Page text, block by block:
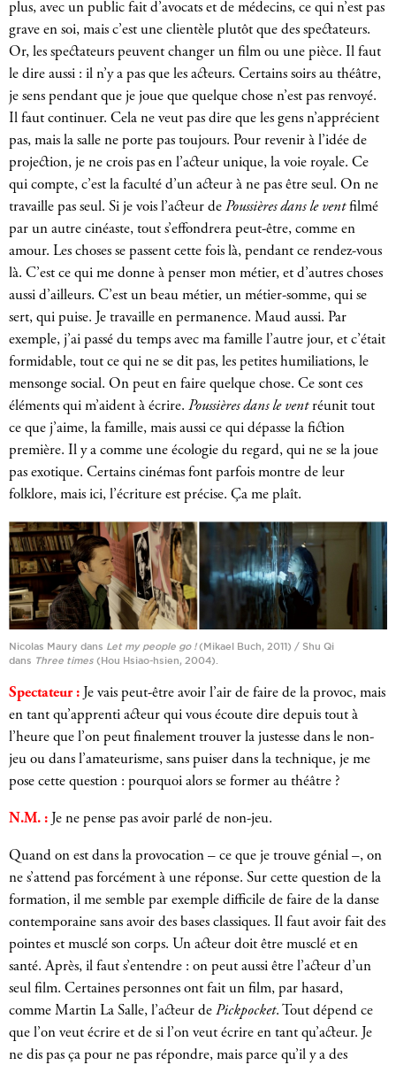
plus, avec un public fait d’avocats et de médecins, ce qui n’est pas
grave en soi, mais c’est une clientèle plutôt que des spectateurs.
Or, les spectateurs peuvent changer un film ou une pièce. Il faut
le dire aussi : il n’y a pas que les acteurs. Certains soirs au théâtre,
je sens pendant que je joue que quelque chose n’est pas renvoyé.
Il faut continuer. Cela ne veut pas dire que les gens n’apprécient
pas, mais la salle ne porte pas toujours. Pour revenir à l’idée de
projection, je ne crois pas en l’acteur unique, la voie royale. Ce
qui compte, c’est la faculté d’un acteur à ne pas être seul. On ne
travaille pas seul. Si je vois l’acteur de Poussières dans le ventfilmé
par un autre cinéaste, tout s’effondrera peut-être, comme en
amour. Les choses se passent cette fois là, pendant ce rendez-vous
là. C’est ce qui me donne à penser mon métier, et d’autres choses
aussi d’ailleurs. C’est un beau métier, un métier-somme, qui se
sert, qui puise. Je travaille en permanence. Maud aussi. Par
exemple, j’ai passé du temps avec ma famille l’autre jour, et c’était
formidable, tout ce qui ne se dit pas, les petites humiliations, le
mensonge social. On peut en faire quelque chose. Ce sont ces
éléments qui m’aident à écrire. Poussières dans le ventréunit tout
ce que j’aime, la famille, mais aussi ce qui dépasse la fiction
première. Il y a comme une écologie du regard, qui ne se la joue
pas exotique. Certains cinémas font parfois montre de leur
folklore, mais ici, l’écriture est précise. Ça me plaît.
Nicolas Maury dans Let my people go !(Mikael Buch, 2011) / Shu Qi
dans Three times (Hou Hsiao-hsien, 2004).
Spectateur : Je vais peut-être avoir l’air de faire de la provoc, mais
en tant qu’apprenti acteur qui vous écoute dire depuis tout à
l’heure que l’on peut finalement trouver la justesse dans le non-
jeu ou dans l’amateurisme, sans puiser dans la technique, je me
pose cette question : pourquoi alors se former au théâtre ?
N.M. : Je ne pense pas avoir parlé de non-jeu.
Quand on est dans la provocation – ce que je trouve génial –, on
ne s’attend pas forcément à une réponse. Sur cette question de la
formation, il me semble par exemple difficile de faire de la danse
contemporaine sans avoir des bases classiques. Il faut avoir fait des
pointes et musclé son corps. Un acteur doit être musclé et en
santé. Après, il faut s’entendre : on peut aussi être l’acteur d’un
seul film. Certaines personnes ont fait un film, par hasard,
comme Martin La Salle, l’acteur de Pickpocket. Tout dépend ce
que l’on veut écrire et de si l’on veut écrire en tant qu’acteur. Je
ne dis pas ça pour ne pas répondre, mais parce qu’il y a des